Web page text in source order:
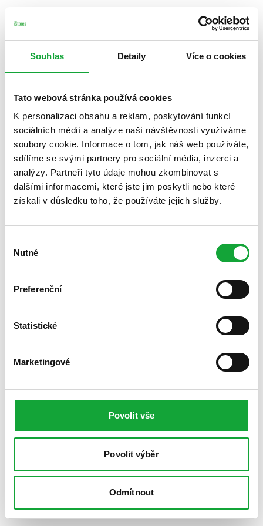
Souhlas Detaily Více o cookies
Tato webová stránka používá cookies
K personalizaci obsahu a reklam, poskytování funkcí
sociálních médií a analýze naší návštěvnosti využíváme
soubory cookie. Informace o tom, jak náš web používáte,
sdílíme se svými partnery pro sociální média, inzerci a
analýzy. Partneři tyto údaje mohou zkombinovat s
dalšími informacemi, které jste jim poskytli nebo které
získali v důsledku toho, že používáte jejich služby.
souhlasu
Nutné
Preferenční
Statistické
Marketingové
Povolit vše
Povolit výběr
Odmítnout